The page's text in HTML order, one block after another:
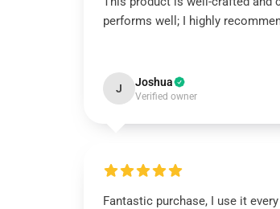
performs well; I highly
J Joshua
Verified owner
Fantastic purchase, I use it every